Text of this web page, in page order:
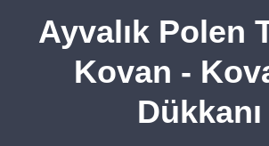
Ayvalık Polen
Kovan -
Dükkanı